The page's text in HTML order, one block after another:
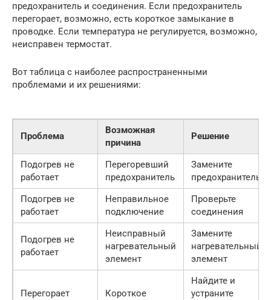
предохранитель и соединения. Если предохранитель
перегорает, возможно, есть короткое замыкание в
проводке. Если температура не регулируется, возможно,
неисправен термостат.
Вот таблица с наиболее распространенными
проблемами и их решениями:
Проблема
Возможная
причина
Решение
Подогрев не
работает
Перегоревший
предохранитель
Замените
предохранитель
Подогрев не
работает
Неправильное
подключение
Проверьте
соединения
Подогрев не
работает
Неисправный
нагревательный
элемент
Замените
нагревательный
элемент
Перегорает
Короткое
Найдите и
устраните